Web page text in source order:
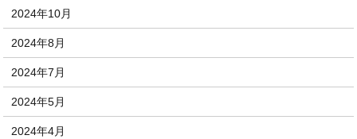
2024年10月
2024年8月
2024年7月
2024年5月
2024年4月